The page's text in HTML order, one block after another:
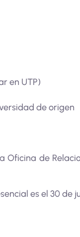
en UTP)
de origen
Oficina de
es el 30 de